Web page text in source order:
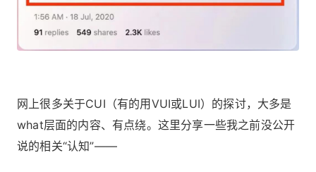
网上很多关于CUI（有的用VUI或LUI）的探讨，大多是
what层面的内容、有点绕。这里分享一些我之前没公开
说的相关“认知”——